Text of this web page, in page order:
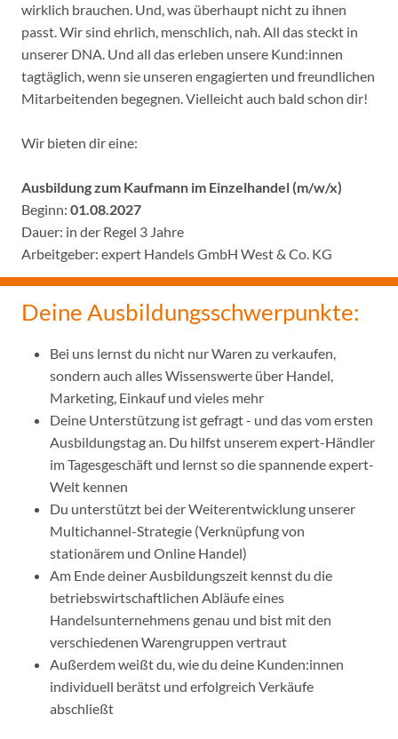
wirklich brauchen. Und, was überhaupt nicht zu ihnen
passt. Wir sind ehrlich, menschlich, nah. All das steckt in
unserer DNA. Und all das erleben unsere Kund:innen
tagtäglich, wenn sie unseren engagierten und freundlichen
Mitarbeitenden begegnen. Vielleicht auch bald schon dir!
Wir bieten dir eine:
Ausbildung zum Kaufmann im Einzelhandel (m/w/x)
Beginn: 01.08.2027
Dauer: in der Regel 3 Jahre
Arbeitgeber: expert Handels GmbH West & Co. KG
Deine Ausbildungsschwerpunkte:
Bei uns lernst du nicht nur Waren zu verkaufen,
sondern auch alles Wissenswerte über Handel,
Marketing, Einkauf und vieles mehr
Deine Unterstützung ist gefragt - und das vom ersten
Ausbildungstag an. Du hilfst unserem expert-Händler
im Tagesgeschäft und lernst so die spannende expert-
Welt kennen
Du unterstützt bei der Weiterentwicklung unserer
Multichannel-Strategie (Verknüpfung von
stationärem und Online Handel)
Am Ende deiner Ausbildungszeit kennst du die
betriebswirtschaftlichen Abläufe eines
Handelsunternehmens genau und bist mit den
verschiedenen Warengruppen vertraut
Außerdem weißt du, wie du deine Kunden:innen
individuell berätst und erfolgreich Verkäufe
abschließt